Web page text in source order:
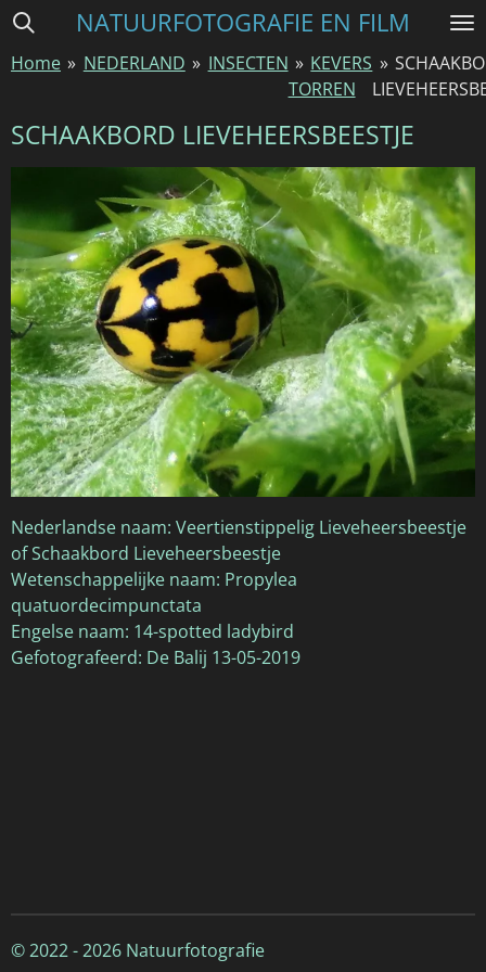
Ga
naar
hoofdinhoud
NATUURFOTOGRAFIE EN FILM
Home » NEDERLAND » INSECTEN » KEVERS
TORREN
»
SCHAAKBORD LIEVEHEERSBEESTJE
Nederlandse naam: Veertienstippelig Lieveheersbeestje
of Schaakbord Lieveheersbeestje
Wetenschappelijke naam: Propylea
quatuordecimpunctata
Engelse naam: 14-spotted ladybird
Gefotografeerd: De Balij 13-05-2019
© 2022 - 2026 Natuurfotografie